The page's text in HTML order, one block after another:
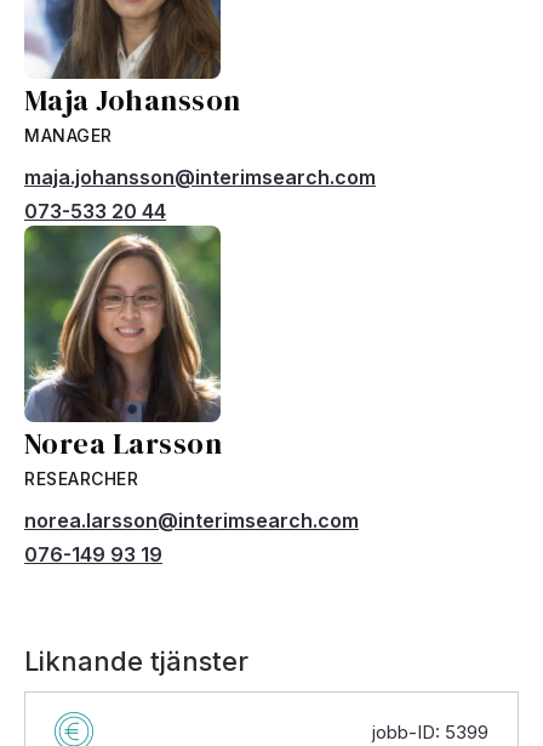
Maja Johansson
MANAGER
maja.johansson@interimsearch.com
073-533 20 44
Norea Larsson
RESEARCHER
norea.larsson@interimsearch.com
076-149 93 19
Liknande tjänster
jobb-ID: 5399